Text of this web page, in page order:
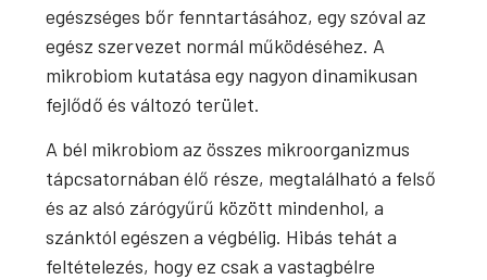
egészséges bőr fenntartásához, egy szóval az
egész szervezet normál működéséhez. A
mikrobiom kutatása egy nagyon dinamikusan
fejlődő és változó terület.
A bél mikrobiom az összes mikroorganizmus
tápcsatornában élő része, megtalálható a felső
és az alsó zárógyűrű között mindenhol, a
szánktól egészen a végbélig. Hibás tehát a
feltételezés, hogy ez csak a vastagbélre